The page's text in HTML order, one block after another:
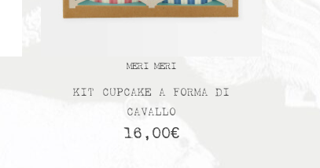
MERI MERI
KIT CUPCAKE A FORMA DI
CAVALLO
16,00€